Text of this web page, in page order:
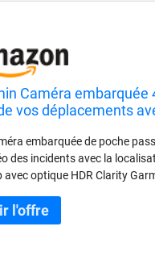
Caméra embarquée
vos déplacements
embarquée de poche
des incidents avec la
avec optique HDR Clarity
des vidéos, démarrer/
automatiquement via